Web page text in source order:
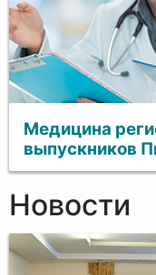
Медицина
выпускников
Новости